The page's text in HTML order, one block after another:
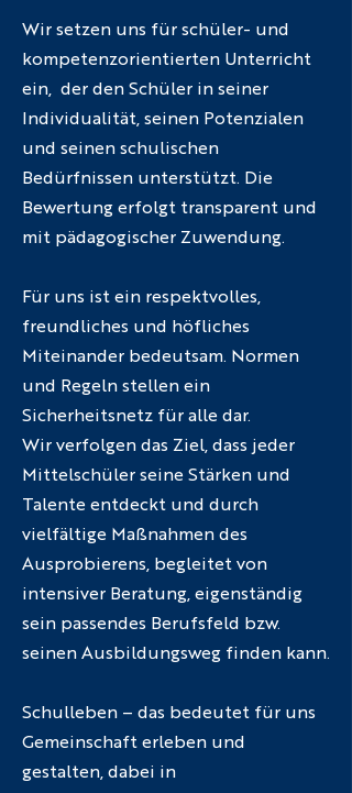
Wir setzen uns für schüler- und
kompetenzorientierten Unterricht
ein, der den Schüler in seiner
Individualität, seinen Potenzialen
und seinen schulischen
Bedürfnissen unterstützt. Die
Bewertung erfolgt transparent und
mit pädagogischer Zuwendung.
Für uns ist ein respektvolles,
freundliches und höfliches
Miteinander bedeutsam. Normen
und Regeln stellen ein
Sicherheitsnetz für alle dar.
Wir verfolgen das Ziel, dass jeder
Mittelschüler seine Stärken und
Talente entdeckt und durch
vielfältige Maßnahmen des
Ausprobierens, begleitet von
intensiver Beratung, eigenständig
sein passendes Berufsfeld bzw.
seinen Ausbildungsweg finden kann.
Schulleben – das bedeutet für uns
Gemeinschaft erleben und
gestalten, dabei in